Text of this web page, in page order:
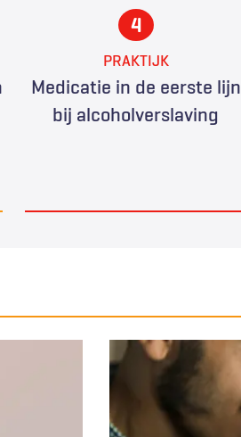
PRAKTIJK
Medicatie in de eerste lijn
bij alcoholverslaving